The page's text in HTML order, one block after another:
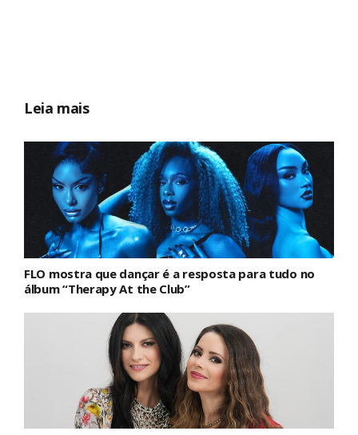
Leia mais
FLO mostra que dançar é a resposta para tudo no
álbum “Therapy At the Club”